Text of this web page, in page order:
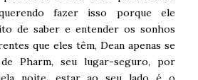
fazer isso porque ele
de saber e entender os sonhos
que eles têm, Dean apenas se
Pharm, seu lugar-seguro, por